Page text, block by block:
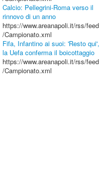
Calcio: Pellegrini-Roma verso il
rinnovo di un anno
https://www.areanapoli.it/rss/feed
/Campionato.xml
Fifa, Infantino ai suoi: 'Resto qui',
la Uefa conferma il boicottaggio
https://www.areanapoli.it/rss/feed
/Campionato.xml